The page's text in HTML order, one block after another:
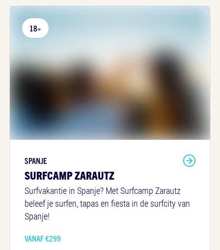
18+
SPANJE
SURFCAMP ZARAUTZ
Surfvakantie in Spanje? Met Surfcamp Zarautz
beleef je surfen, tapas en fiesta in de surfcity van
Spanje!
VANAF €299